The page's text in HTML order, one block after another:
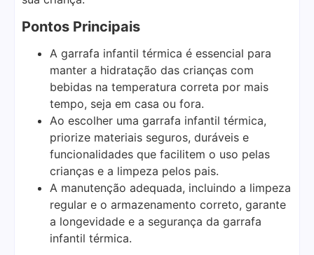
Pontos Principais
A garrafa infantil térmica é essencial para
manter a hidratação das crianças com
bebidas na temperatura correta por mais
tempo, seja em casa ou fora.
Ao escolher uma garrafa infantil térmica,
priorize materiais seguros, duráveis e
funcionalidades que facilitem o uso pelas
crianças e a limpeza pelos pais.
A manutenção adequada, incluindo a limpeza
regular e o armazenamento correto, garante
a longevidade e a segurança da garrafa
infantil térmica.